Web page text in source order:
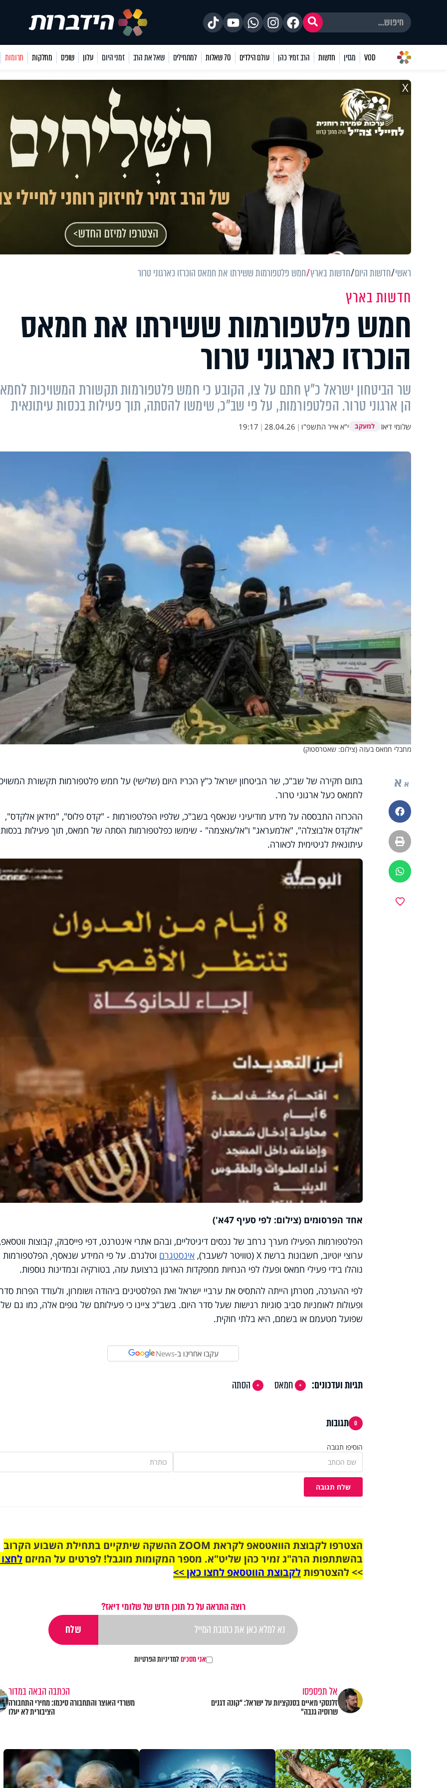
VOD מגזין חדשות הרב זמיר כהן עולם הילדים 70 שאלות למתחילים שאל את הרב זמני היום עלון שופס מחלקות תרומות
X
ראשי חדשות היום חדשות בארץ חמש פלטפורמות ששירתו את חמאס הוכרזו כארגוני טרור
חדשות בארץ
חמש פלטפורמות ששירתו את חמאס
הוכרזו כארגוני טרור
שר הביטחון ישראל כ"ץ חתם על צו, הקובע כי חמש פלטפורמות תקשורת המשויכות
הן ארגוני טרור. הפלטפורמות, על פי שב"כ, שימשו להסתה, תוך פעילות בכסות עיתונאית
שלומי דיאז למעקב י"א אייר התשפ"ו |
28.04.26
|
19:17
מחבלי חמאס בעזה (צילום: שאטרסטוק)
א א
פייסבוק
הדפסה
ווטסאפ
בתום חקירה של שב"כ, שר הביטחון ישראל כ"ץ הכריז היום (שלישי) על חמש פלטפורמות תקשורת
לחמאס כעל ארגוני טרור.
ההכרזה התבססה על מידע מודיעיני שנאסף בשב"כ, שלפיו הפלטפורמות - "קדס פלוס", "מידאן אלקדס",
"אלקדס אלבוצלה", "אלמעראג" ו"אלעאצמה" - שימשו כפלטפורמות הסתה של חמאס, תוך פעילות בכסות
עיתונאית לגיטימית לכאורה.
אחד הפרסומים (צילום: לפי סעיף 47א')
הפלטפורמות הפעילו מערך נרחב של נכסים דיגיטליים, ובהם אתרי אינטרנט, דפי פייסבוק, קבוצות ווטסאפ,
ערוצי יוטיוב, חשבונות ברשת X (טוויטר לשעבר),
אינסטגרם וטלגרם. על פי המידע שנאסף, הפלטפורמות
נוהלו בידי פעילי חמאס ופעלו לפי הנחיות ממפקדות הארגון ברצועת עזה, בטורקיה ובמדינות נוספות.
לפי ההערכה, מטרתן הייתה להתסיס את ערביי ישראל ואת הפלסטינים ביהודה ושומרון, ולעודד הפרות סדר
ופעולות לאומניות סביב סוגיות רגישות שעל סדר היום. בשב"כ ציינו כי פעילותם של גופים אלה, כמו גם
שפועל מטעמם או בשמם, היא בלתי חוקית.
עקבו אחרינו ב-News
תגיות ועדכונים: חמאס הסתה
0 תגובות
הוסיפו תגובה
שלח תגובה
הצטרפו לקבוצת הוואטסאפ לקראת ZOOM ההשקה שיתקיים בתחילת השבוע הקרוב
בהשתתפות הרה"ג זמיר כהן שליט"א. מספר המקומות מוגבל! לפרטים על המיזם
>> להצטרפותלקבוצת הווטסאפ לחצו כאן >>
רוצה התראה על כל תוכן חדש של שלומי דיאז?
אני מסכיםלמדיניות הפרטיות
אל תפספסו
זלנסקי מאיים בסנקציות על ישראל: "קונה דגנים
שרוסיה גנבה״
הכתבה הבאה במדור
משרדי האוצר והתחבורה סיכמו: מחירי התחבורה
הציבורית לא יעלו